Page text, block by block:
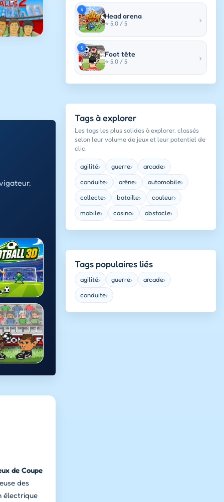
de Coupe
des
électrique
4
Head arena
⭐ 5,0 / 5 ›
5
Foot tête
⭐ 5,0 / 5 ›
Tags à explorer
Les tags les plus solides à explorer, classés
selon leur volume de jeux et leur potentiel de
clic.
agilité› guerre› arcade›
conduite› arène› automobile›
collecte› bataille› couleur›
mobile› casino› obstacle›
Tags populaires liés
agilité› guerre› arcade›
conduite›